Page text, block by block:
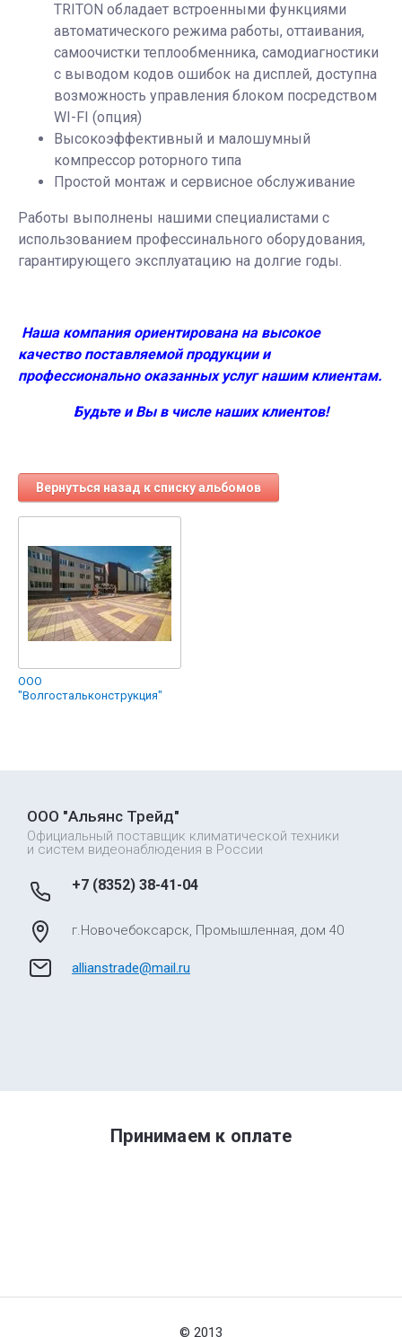
TRITON обладает встроенными функциями
автоматического режима работы, оттаивания,
самоочистки теплообменника, самодиагностики
с выводом кодов ошибок на дисплей, доступна
возможность управления блоком посредством
WI-FI (опция)
Высокоэффективный и малошумный
компрессор роторного типа
Простой монтаж и сервисное обслуживание
Работы выполнены нашими специалистами с
использованием профессинального оборудования,
гарантирующего эксплуатацию на долгие годы.
Наша компания ориентирована на высокое
качество поставляемой продукции и
профессионально оказанных услуг нашим клиентам.
Будьте и Вы в числе наших клиентов!
Вернуться назад к списку альбомов
ООО
"Волгостальконструкция"
ООО "Альянс Трейд"
Официальный поставщик климатической техники
и систем видеонаблюдения в России
+7 (8352) 38-41-04
г.Новочебоксарск, Промышленная, дом 40
allianstrade@mail.ru
Принимаем к оплате
© 2013